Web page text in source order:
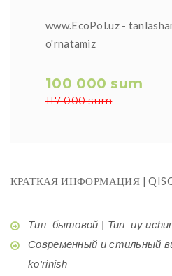
www.EcoPol.uz -
o'rnatamiz
100 000 sum
117 000 sum
КРАТКАЯ ИНФОРМАЦИЯ |
Тип: бытовой | Turi: uy
Современный и стильный
ko'rinish